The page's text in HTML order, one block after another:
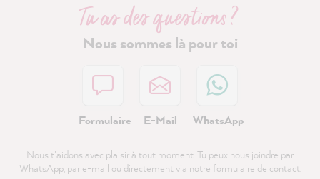
Tu as des questions ?
Nous sommes là pour toi
Formulaire E-Mail WhatsApp
Nous t'aidons avec plaisir à tout moment. Tu peux nous joindre par
WhatsApp, par e-mail ou directement via notre formulaire de contact.